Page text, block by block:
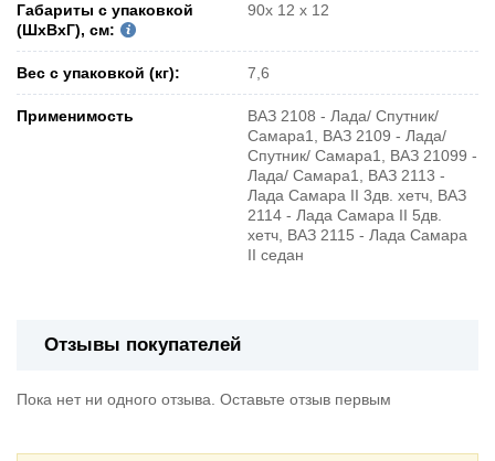
Габариты с упаковкой
(ШxВxГ), см:
90x 12 x 12
Вес с упаковкой (кг): 7,6
Применимость
ВАЗ 2108 - Лада/ Спутник/
Самара1, ВАЗ 2109 - Лада/
Спутник/ Самара1, ВАЗ 21099 -
Лада/ Самара1, ВАЗ 2113 -
Лада Самара II 3дв. хетч, ВАЗ
2114 - Лада Самара II 5дв.
хетч, ВАЗ 2115 - Лада Самара
II седан
Отзывы покупателей
Пока нет ни одного отзыва. Оставьте отзыв первым